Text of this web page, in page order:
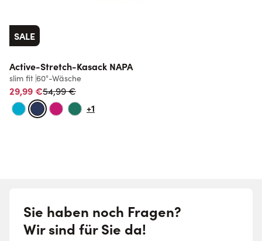
SALE
Active-Stretch-Kasack NAPA
slim fit 60°-Wäsche
29,99 €Normalpreis
54,99 €
+1
Sie haben noch Fragen?
Wir sind für Sie da!